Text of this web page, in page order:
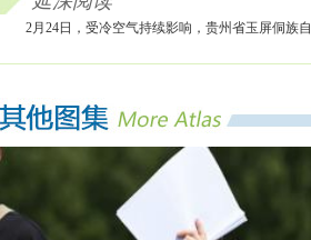
2月24日，受冷空气持续影响，贵州省玉屏侗族